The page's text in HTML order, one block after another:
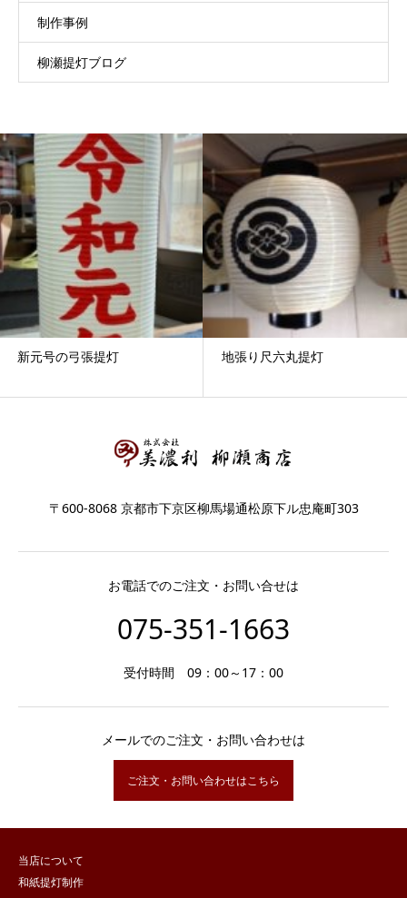
制作事例
柳瀬提灯ブログ
新元号の弓張提灯 地張り尺六丸提灯
〒600-8068 京都市下京区柳馬場通松原下ル忠庵町303
お電話でのご注文・お問い合せは
075-351-1663
受付時間 09：00～17：00
メールでのご注文・お問い合わせは
ご注文・お問い合わせはこちら
当店について
和紙提灯制作